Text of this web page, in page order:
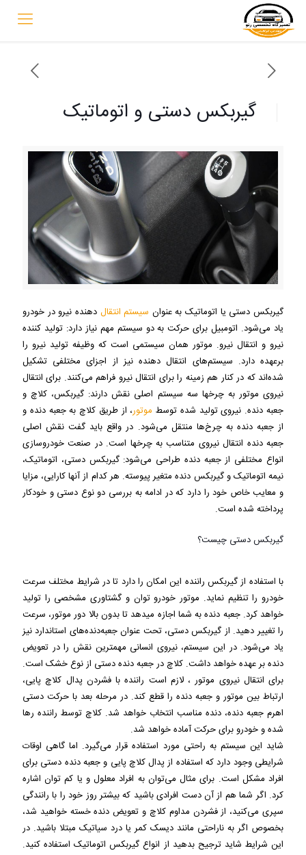
گیربکس دستی و اتوماتیک
گیربکس دستی یا اتوماتیک به عنوان سیستم انتقال دهنده نیرو در خودرو
یاد می‌شود. اتومبیل برای حرکت به دو سیستم مهم نیاز دارد: تولید کننده
نیرو و انتقال نیرو. موتور همان سیستمی است که وظیفه تولید نیرو را
برعهده دارد. سیستم‌های انتقال دهنده نیز از اجزای مختلفی تشکیل
شده‌اند که در کنار هم زمینه را برای انتقال نیرو فراهم می‌کنند. برای انتقال
نیروی موتور به چرخ‎ها سه سیستم اصلی نقش دارند: گیربکس، کلاچ و
جعبه دنده. نیروی تولید شده توسط موتور، از طریق کلاچ به جعبه دنده و
از جعبه دنده به چرخ‌ها منتقل می‌شود. در واقع باید گفت نقش اصلی
جعبه دنده انتقال نیروی متناسب به چرخ‎ها است. در صنعت خودروسازی
انواع مختلفی از جعبه دنده طراحی می‌شود: گیربکس دستی، اتوماتیک،
نیمه اتوماتیک و گیربکس دنده متغیر پیوسته. هر کدام از آنها کارایی، مزایا
و معایب خاص خود را دارد که در ادامه به بررسی دو نوع دستی و خودکار
پرداخته شده است.
گیربکس دستی چیست؟
با استفاده از گیربکس راننده این امکان را دارد تا در شرایط مختلف سرعت
خودرو را تنظیم نماید. موتور خودرو توان و گشتاوری مشخصی را تولید
خواهد کرد. جعبه دنده به شما اجازه می‎دهد تا بدون بالا دور موتور، سرعت
را تغییر دهید. از گیربکس دستی، تحت عنوان جعبه‌دنده‌های استاندارد نیز
یاد می‌شود. در این سیستم، نیروی انسانی مهمترین نقش را در تعویض
دنده بر عهده خواهد داشت. کلاچ در جعبه دنده دستی از نوع خشک است.
برای انتقال نیروی موتور ، لازم است راننده با فشردن پدال کلاچ پایی،
ارتباط بین موتور و جعبه دنده را قطع کند. در مرحله بعد با حرکت دستی
اهرم جعبه دنده، دنده مناسب انتخاب خواهد شد. کلاچ توسط راننده رها
شده و خودرو برای حرکت آماده خواهد شد.
شاید این سیستم به راحتی مورد استفاده قرار می‌گیرد. اما گاهی اوقات
شرایطی وجود دارد که استفاده از پدال کلاچ پایی و جعبه دنده دستی برای
افراد مشکل است. برای مثال می‌توان به افراد معلول و یا کم توان اشاره
کرد. اگر شما هم از آن دست افرادی باشید که بیشتر روز خود را با رانندگی
سپری می‌کنید، از فشردن مداوم کلاچ و تعویض دنده خسته خواهید شد،
بخصوص اگر به ناراحتی مانند دیسک کمر یا درد سیاتیک مبتلا باشید. در
این شرایط شاید ترجیح بدهید از انواع گیربکس اتوماتیک استفاده کنید.